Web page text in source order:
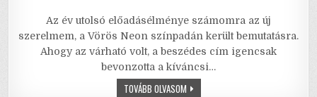
c
e
b
it
te
r
ai
l
ai
l
at
s
A
ar
e
Az év utolsó előadásélménye számomra az új
szerelmem, a Vörös Neon színpadán került bemutatásra.
Ahogy az várható volt, a beszédes cím igencsak
bevonzotta a kíváncsi…
TOVÁBB OLVASOMHOGYAN